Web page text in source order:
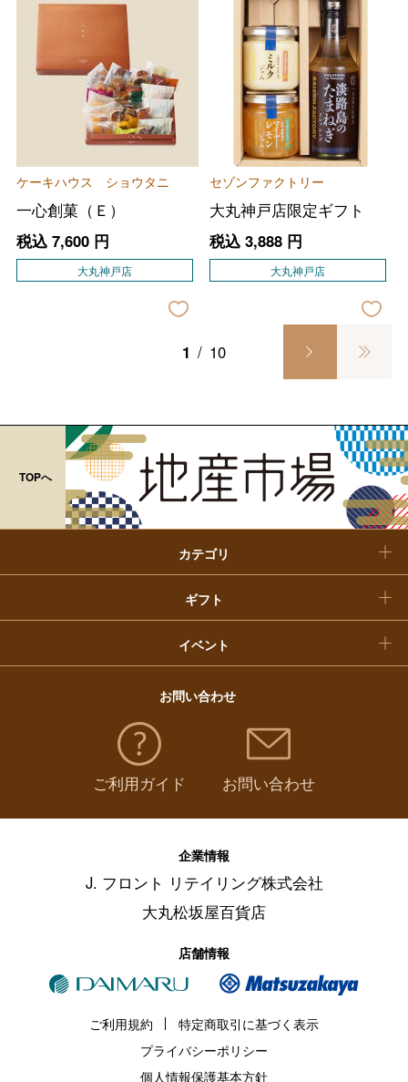
ケーキハウス ショウタニ
一心創菓（Ｅ）
税込 7,600円
大丸神戸店
セゾンファクトリー
大丸神戸店限定ギフト
税込 3,888円
大丸神戸店
1 / 10
TOPへ
カテゴリ
フード＆スイーツ
ビューティー
ホーム＆インテリア
ベビー＆キッズ
ギフト
大丸・松坂屋のギフト
結婚内祝い
お香典返し
入学内祝い
イベント
バレンタインチョコレート
ホワイトデー
母の日
父の日
お歳暮
おせち料理
福袋
お問い合わせ
ご利用ガイド お問い合わせ
企業情報
J. フロント リテイリング株式会社
大丸松坂屋百貨店
店舗情報
ご利用規約
特定商取引に基づく表示
プライバシーポリシー
個人情報保護基本方針